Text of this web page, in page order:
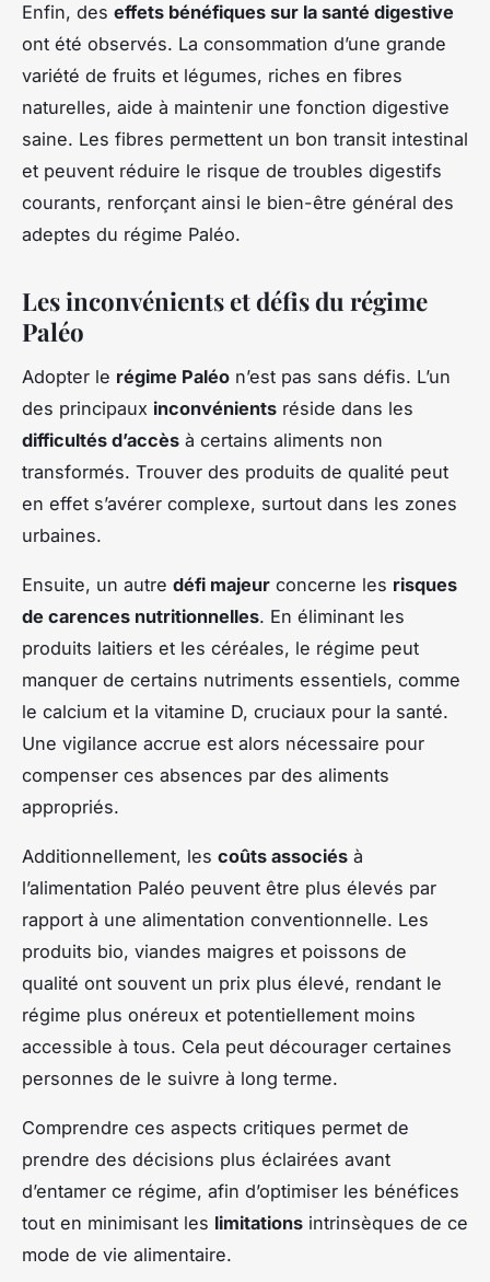
Enfin, des effets bénéfiques sur la santé digestive
ont été observés. La consommation d’une grande
variété de fruits et légumes, riches en fibres
naturelles, aide à maintenir une fonction digestive
saine. Les fibres permettent un bon transit intestinal
et peuvent réduire le risque de troubles digestifs
courants, renforçant ainsi le bien-être général des
adeptes du régime Paléo.
Les inconvénients et défis du régime
Paléo
Adopter le régime Paléo n’est pas sans défis. L’un
des principaux inconvénients réside dans les
difficultés d’accès à certains aliments non
transformés. Trouver des produits de qualité peut
en effet s’avérer complexe, surtout dans les zones
urbaines.
Ensuite, un autre défi majeur concerne les risques
de carences nutritionnelles. En éliminant les
produits laitiers et les céréales, le régime peut
manquer de certains nutriments essentiels, comme
le calcium et la vitamine D, cruciaux pour la santé.
Une vigilance accrue est alors nécessaire pour
compenser ces absences par des aliments
appropriés.
Additionnellement, les coûts associés à
l’alimentation Paléo peuvent être plus élevés par
rapport à une alimentation conventionnelle. Les
produits bio, viandes maigres et poissons de
qualité ont souvent un prix plus élevé, rendant le
régime plus onéreux et potentiellement moins
accessible à tous. Cela peut décourager certaines
personnes de le suivre à long terme.
Comprendre ces aspects critiques permet de
prendre des décisions plus éclairées avant
d’entamer ce régime, afin d’optimiser les bénéfices
tout en minimisant les limitations intrinsèques de ce
mode de vie alimentaire.